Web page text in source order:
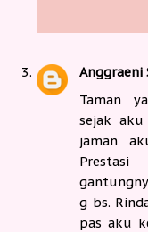
Anggraeni
Taman
sejak aku
jaman
g bs.
pas aku